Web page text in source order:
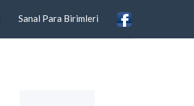
Sanal Para Birimleri